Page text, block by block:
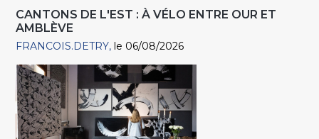
CANTONS DE L'EST : À VÉLO ENTRE OUR ET
AMBLÈVE
FRANCOIS.DETRY le 06/08/2026